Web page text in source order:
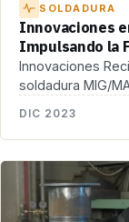
SOLDADURA
Innovaciones
Impulsando la
Innovaciones
soldadura MIG/
DIC 2023